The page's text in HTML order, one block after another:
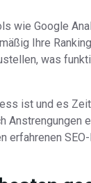
wie Google
Ihre
was
ist und es
erfahrenen